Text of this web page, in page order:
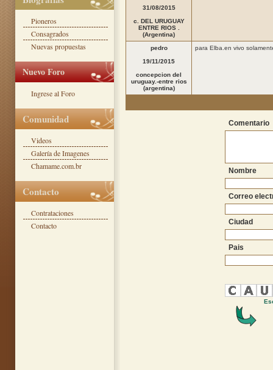
31/08/2015
c. DEL URUGUAY
ENTRE RIOS .
(Argentina)
pedro
19/11/2015
concepcion del
uruguay.-entre rios
(argentina)
para Elba.en vivo
Comentario
Nombre
Correo
Ciudad
Pais
Pioneros
Consagrados
Nuevas propuestas
Nuevo Foro
Ingrese al Foro
Comunidad
Videos
Galería de Imagenes
Chamame.com.br
Contacto
Contrataciones
Contacto